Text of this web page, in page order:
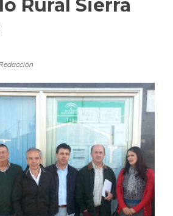
Rural Sierra